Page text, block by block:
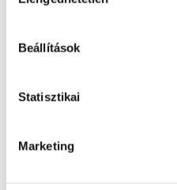
Beállítások
Statisztikai
Marketing